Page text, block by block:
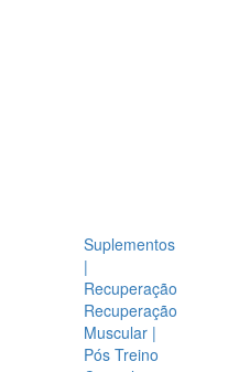
Suplementos
|
Recuperação
Recuperação
Muscular |
Pós Treino